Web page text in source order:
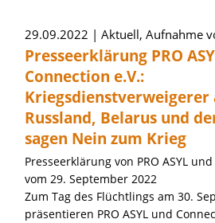
29.09.2022 Aktuell, Aufnahme
Presseerklärung PRO
Connection e.V.:
Kriegsdienstverweigerer
Russland, Belarus und
sagen Nein zum Krieg
Presseerklärung von PRO ASYL
vom 29. September 2022
Zum Tag des Flüchtlings am 30.
präsentieren PRO ASYL und